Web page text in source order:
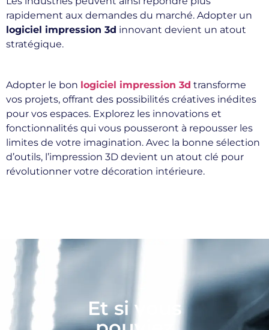
rapidement aux demandes du marché. Adopter un
logiciel impression 3d innovant devient un atout
stratégique.
Adopter le bon logiciel impression 3d transforme
vos projets, offrant des possibilités créatives inédites
pour vos espaces. Explorez les innovations et
fonctionnalités qui vous pousseront à repousser les
limites de votre imagination. Avec la bonne sélection
d’outils, l’impression 3D devient un atout clé pour
révolutionner votre décoration intérieure.
Et si vous